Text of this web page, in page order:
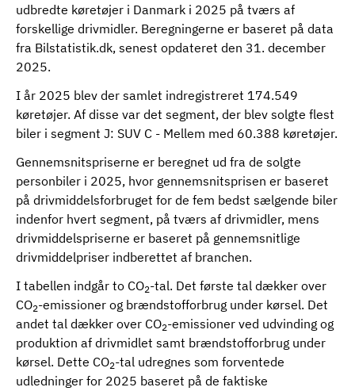
udbredte køretøjer i Danmark i 2025 på tværs af
forskellige drivmidler. Beregningerne er baseret på data
fra Bilstatistik.dk, senest opdateret den 31. december
2025.
I år 2025 blev der samlet indregistreret 174.549
køretøjer. Af disse var det segment, der blev solgte flest
biler i segment J: SUV C - Mellem med 60.388 køretøjer.
Gennemsnitspriserne er beregnet ud fra de solgte
personbiler i 2025, hvor gennemsnitsprisen er baseret
på drivmiddelsforbruget for de fem bedst sælgende biler
indenfor hvert segment, på tværs af drivmidler, mens
drivmiddelspriserne er baseret på gennemsnitlige
drivmiddelpriser indberettet af branchen.
I tabellen indgår to CO2-tal. Det første tal dækker over
CO2-emissioner og brændstofforbrug under kørsel. Det
andet tal dækker over CO2-emissioner ved udvinding og
produktion af drivmidlet samt brændstofforbrug under
kørsel. Dette CO2-tal udregnes som forventede
udledninger for 2025 baseret på de faktiske